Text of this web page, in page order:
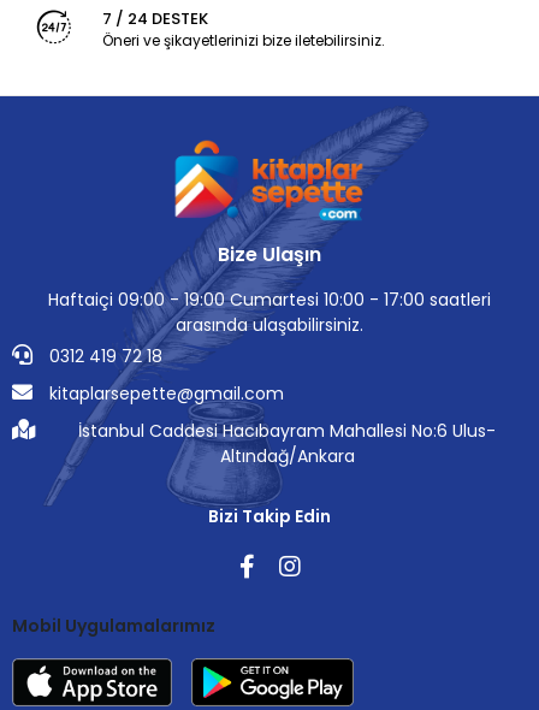
7 / 24 DESTEK
Öneri ve şikayetlerinizi bize iletebilirsiniz.
Bize Ulaşın
Haftaiçi 09:00 - 19:00 Cumartesi 10:00 - 17:00 saatleri
arasında ulaşabilirsiniz.
0312 419 72 18
kitaplarsepette@gmail.com
İstanbul Caddesi Hacıbayram Mahallesi No:6 Ulus-
Altındağ/Ankara
Bizi Takip Edin
Mobil Uygulamalarımız